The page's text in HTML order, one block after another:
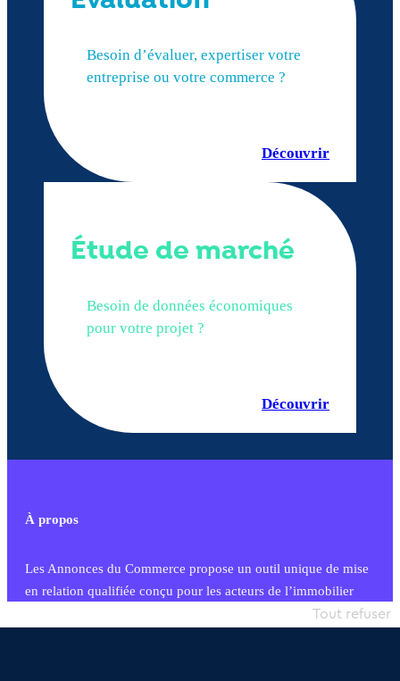
Besoin d’évaluer, expertiser votre
entreprise ou votre commerce ?
Découvrir
Étude de marché
Besoin de données économiques
pour votre projet ?
Découvrir
À propos
Les Annonces du Commerce propose un outil unique de mise
en relation qualifiée conçu pour les acteurs de l’immobilier
commercial et les collectivités territoriales, simple et intégrant
Tout refuser